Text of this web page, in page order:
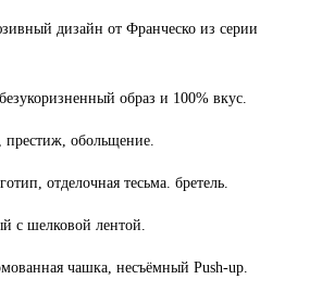
дизайн от Франческо из серии
образ и 100% вкус.
престиж, обольщение.
отделочная тесьма. бретель.
с шелковой лентой.
чашка, несъёмный Push-up.